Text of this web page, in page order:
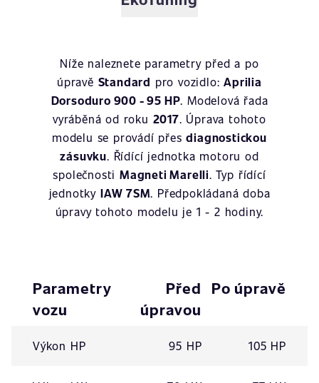
Níže naleznete parametry před a po
úpravě Standard pro vozidlo:Aprilia
Dorsoduro 900 - 95 HP. Modelová řada
vyráběná od roku 2017. Úprava tohoto
modelu se provádí přesdiagnostickou
zásuvku. Řídící jednotka motoru od
společnosti Magneti Marelli. Typ řídící
jednotky IAW 7SM. Předpokládaná doba
úpravy tohoto modelu je 1 - 2 hodiny.
Parametry
vozu
Před
úpravou
Po úpravě
Výkon HP 95 HP 105 HP